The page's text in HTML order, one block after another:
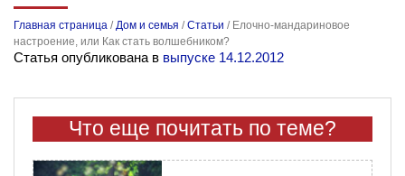
Главная страница /Дом и семья /Статьи / Елочно-мандариновое
настроение, или Как стать волшебником?
Статья опубликована в выпуске 14.12.2012
Что еще почитать по теме?